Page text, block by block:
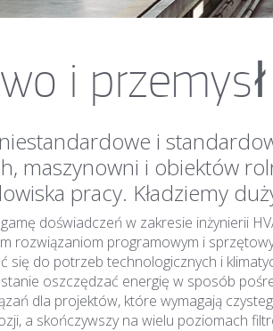
i przemysł
i
maszynowni i obiektów
pracy. Kładziemy
doświadczeń w zakresie inżynierii
rozwiązaniom programowym i
się do potrzeb technologicznych i
oszczędzać energię w sposób
dla projektów, które wymagają
a skończywszy na wielu poziomach